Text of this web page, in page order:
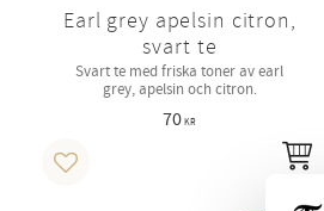
Earl grey apelsin citron,
svart te
Svart te med friska toner av earl
grey, apelsin och citron.
70KR
Lägg till i favoriter